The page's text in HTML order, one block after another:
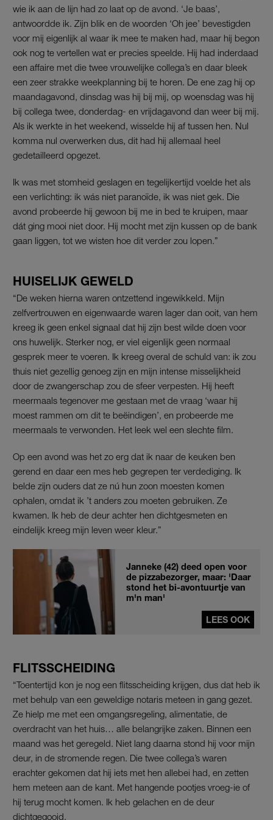
wie ik aan de lijn had zo laat op de avond. ‘Je baas’,
antwoordde ik. Zijn blik en de woorden ‘Oh jee’ bevestigden
voor mij eigenlijk al waar ik mee te maken had, maar hij begon
ook nog te vertellen wat er precies speelde. Hij had inderdaad
een affaire met die twee vrouwelijke collega’s en daar bleek
een zeer strakke weekplanning bij te horen. De ene zag hij op
maandagavond, dinsdag was hij bij mij, op woensdag was hij
bij collega twee, donderdag- en vrijdagavond dan weer bij mij.
Als ik werkte in het weekend, wisselde hij af tussen hen. Nul
komma nul overwerken dus, dit had hij allemaal heel
gedetailleerd opgezet.
Ik was met stomheid geslagen en tegelijkertijd voelde het als
een verlichting: ik wás niet paranoïde, ik was niet gek. Die
avond probeerde hij gewoon bij me in bed te kruipen, maar
dát ging mooi niet door. Hij mocht met zijn kussen op de bank
gaan liggen, tot we wisten hoe dit verder zou lopen.”
HUISELIJK GEWELD
“De weken hierna waren ontzettend ingewikkeld. Mijn
zelfvertrouwen en eigenwaarde waren lager dan ooit, van hem
kreeg ik geen enkel signaal dat hij zijn best wilde doen voor
ons huwelijk. Sterker nog, er viel eigenlijk geen normaal
gesprek meer te voeren. Ik kreeg overal de schuld van: ik zou
thuis niet gezellig genoeg zijn en mijn intense misselijkheid
door de zwangerschap zou de sfeer verpesten. Hij heeft
meermaals tegenover me gestaan met de vraag ‘waar hij
moest rammen om dit te beëindigen’, en probeerde me
meermaals te verwonden. Het leek wel een slechte film.
Op een avond was het zo erg dat ik naar de keuken ben
gerend en daar een mes heb gegrepen ter verdediging. Ik
belde zijn ouders dat ze nú hun zoon moesten komen
ophalen, omdat ik ’t anders zou moeten gebruiken. Ze
kwamen. Ik heb de deur achter hen dichtgesmeten en
eindelijk kreeg mijn leven weer kleur.”
Janneke (42) deed open voor
de pizzabezorger, maar: 'Daar
stond het bi-avontuurtje van
m'n man'
LEES OOK
FLITSSCHEIDING
“Toentertijd kon je nog een flitsscheiding krijgen, dus dat heb ik
met behulp van een geweldige notaris meteen in gang gezet.
Ze hielp me met een omgangsregeling, alimentatie, de
overdracht van het huis… alle belangrijke zaken. Binnen een
maand was het geregeld. Niet lang daarna stond hij voor mijn
deur, in de stromende regen. Die twee collega’s waren
erachter gekomen dat hij iets met hen allebei had, en zetten
hem meteen aan de kant. Met hangende pootjes vroeg-ie of
hij terug mocht komen. Ik heb gelachen en de deur
dichtgegooid.